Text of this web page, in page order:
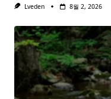
Lveden 8월 2, 2026